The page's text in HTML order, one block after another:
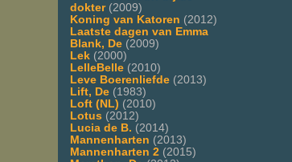
dokter(2009)
Koning van Katoren (2012)
Laatste dagen van Emma
Blank, De (2009)
Lek (2000)
LelleBelle (2010)
Leve Boerenliefde (2013)
Lift, De (1983)
Loft (NL) (2010)
Lotus (2012)
Lucia de B. (2014)
Mannenharten (2013)
Mannenharten 2 (2015)